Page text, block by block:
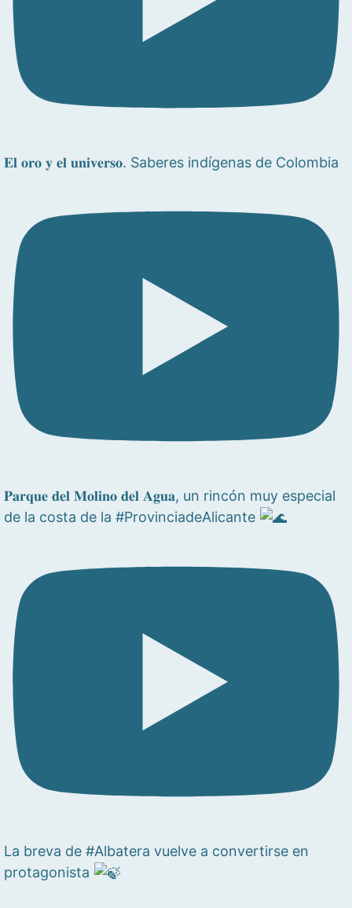
𝐄𝐥 𝐨𝐫𝐨 𝐲 𝐞𝐥 𝐮𝐧𝐢𝐯𝐞𝐫𝐬𝐨. Saberes indígenas de Colombia
𝐏𝐚𝐫𝐪𝐮𝐞 𝐝𝐞𝐥 𝐌𝐨𝐥𝐢𝐧𝐨 𝐝𝐞𝐥 𝐀𝐠𝐮𝐚, un rincón muy especial
de la costa de la #ProvinciadeAlicante
La breva de #Albatera vuelve a convertirse en
protagonista